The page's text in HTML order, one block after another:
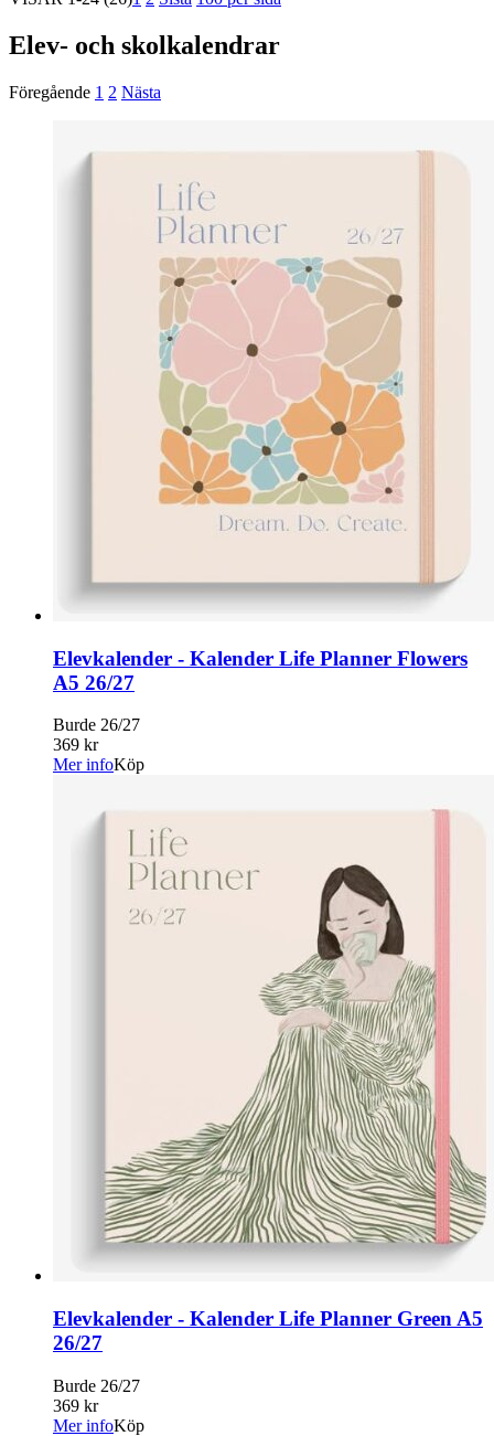
Elev- och skolkalendrar
Föregående 1 2 Nästa
Elevkalender - Kalender Life Planner Flowers
A5 26/27
Burde 26/27
369 kr
Mer infoKöp
Elevkalender - Kalender Life Planner Green A5
26/27
Burde 26/27
369 kr
Mer infoKöp